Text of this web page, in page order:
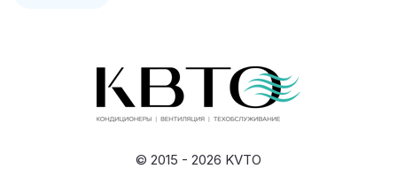
© 2015 - 2026 KVTO